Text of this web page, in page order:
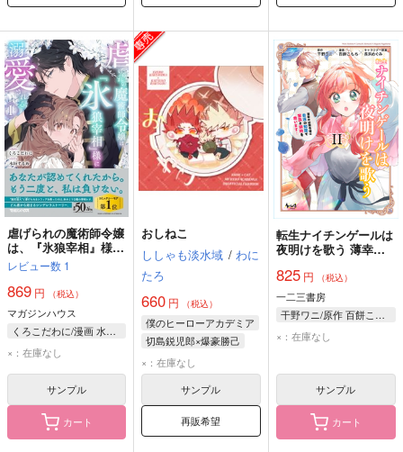
虐げられの魔術師令嬢
は、『氷狼宰相』様に
溺愛される 1
レビュー数 1
869 円 （税込）
マガジンハウス
くろこだわに/漫画 水垣するめ/原作
×：在庫なし
サンプル
カート
おしねこ
ししゃも淡水域 / わに
たろ
660 円 （税込）
僕のヒーローアカデミア
切島鋭児郎×爆豪勝己
切島鋭児郎
×：在庫なし
サンプル
再販希望
転生ナイチンゲールは
夜明けを歌う 薄幸の
で家族と領地を救いま
す! 2
825円 （税込）
一二三書房
干野ワニ/原作 百餅こもち/漫画 長浜めぐみ/キャラクター原案
×：在庫なし
サンプル
カート